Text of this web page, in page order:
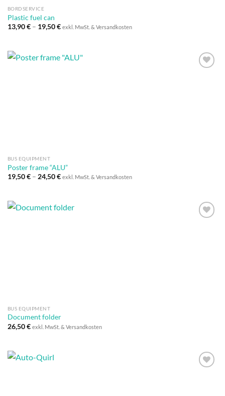
BORDSERVICE
Plastic fuel can
13,90€– 19,50€ exkl. MwSt. & Versandkosten
BUS EQUIPMENT
Poster frame “ALU”
19,50€– 24,50€ exkl. MwSt. & Versandkosten
BUS EQUIPMENT
Document folder
26,50€ exkl. MwSt. & Versandkosten